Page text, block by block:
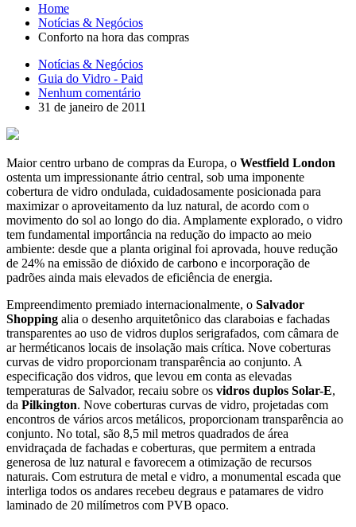
Home
Notícias & Negócios
Conforto na hora das compras
Notícias & Negócios
Guia do Vidro - Paid
Nenhum comentário
31 de janeiro de 2011
Maior centro urbano de compras da Europa, o Westfield London
ostenta um impressionante átrio central, sob uma imponente
cobertura de vidro ondulada, cuidadosamente posicionada para
maximizar o aproveitamento da luz natural, de acordo com o
movimento do sol ao longo do dia. Amplamente explorado, o vidro
tem fundamental importância na redução do impacto ao meio
ambiente: desde que a planta original foi aprovada, houve redução
de 24% na emissão de dióxido de carbono e incorporação de
padrões ainda mais elevados de eficiência de energia.
Empreendimento premiado internacionalmente, o Salvador
Shopping alia o desenho arquitetônico das claraboias e fachadas
transparentes ao uso de vidros duplos serigrafados, com câmara de
ar herméticanos locais de insolação mais crítica. Nove coberturas
curvas de vidro proporcionam transparência ao conjunto. A
especificação dos vidros, que levou em conta as elevadas
temperaturas de Salvador, recaiu sobre os vidros duplos Solar-E,
da Pilkington. Nove coberturas curvas de vidro, projetadas com
encontros de vários arcos metálicos, proporcionam transparência ao
conjunto. No total, são 8,5 mil metros quadrados de área
envidraçada de fachadas e coberturas, que permitem a entrada
generosa de luz natural e favorecem a otimização de recursos
naturais. Com estrutura de metal e vidro, a monumental escada que
interliga todos os andares recebeu degraus e patamares de vidro
laminado de 20 milímetros com PVB opaco.